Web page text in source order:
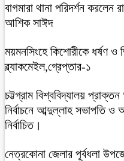
বাগমারা থানা পরিদর্শন করলেন
আশিক সাঈদ
ময়মনসিংহে কিশোরীকে ধর্ষণ ও
ব্ল্যাকমেইল,গ্রেপ্তার-১
চট্টগ্রাম বিশ্ববিদ্যালয়
নির্বাচনে আব্দুল্লাহ সভাপতি
নির্বাচিত।
নেত্রকোনা জেলার পূর্বধলা